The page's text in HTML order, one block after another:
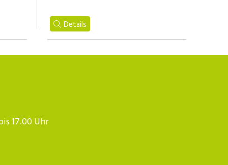
Details
17.00 Uhr